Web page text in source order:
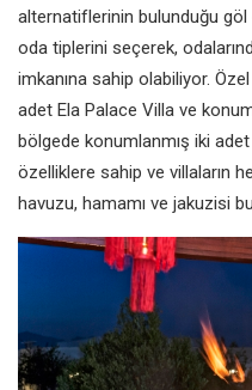
alternatiflerinin bulunduğu
oda tiplerini seçerek,
imkanına sahip olabiliyor.
adet Ela Palace Villa ve
bölgede konumlanmış iki
özelliklere sahip ve villaların
havuzu, hamamı ve jakuzisi